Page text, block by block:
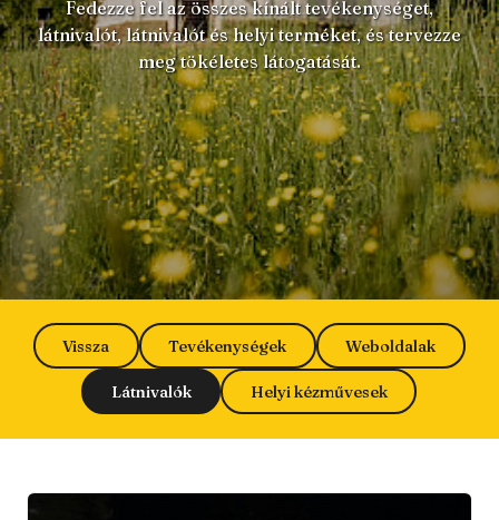
Fedezze fel az összes kínált tevékenységet,
látnivalót, látnivalót és helyi terméket, és tervezze
meg tökéletes látogatását.
Vissza Tevékenységek Weboldalak
Látnivalók Helyi kézművesek